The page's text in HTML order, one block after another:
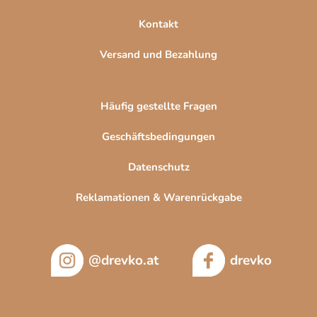
s
e
Kontakt
Versand und Bezahlung
Häufig gestellte Fragen
Geschäftsbedingungen
Datenschutz
Reklamationen & Warenrückgabe
@drevko.at drevko